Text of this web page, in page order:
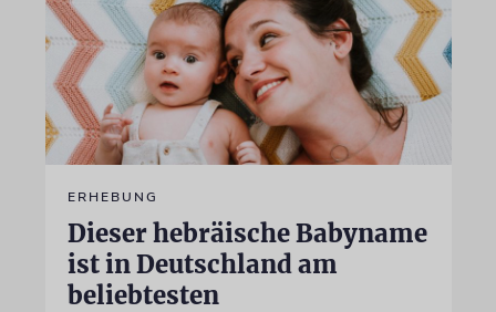
ERHEBUNG
Dieser hebräische Babyname
ist in Deutschland am
beliebtesten